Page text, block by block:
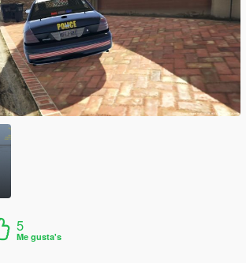
5
Me gusta's